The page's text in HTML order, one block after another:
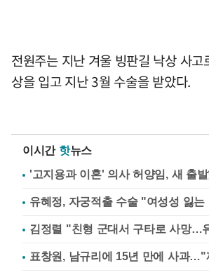
전원주는 지난 겨울 빙판길 낙상 사
상을 입고 지난 3월 수술을 받았다.
이시간 핫뉴스
'고지용과 이혼' 의사 허양임, 새 출
유혜정, 자궁적출 수술 "여성성 잃
김정렬 "친형 군대서 구타로 사망…
표창원, 남규리에 15년 만에 사과…"